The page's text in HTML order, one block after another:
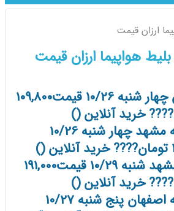
ارزان قیمت
هواپیما ارزان قیمت
✈️ کیش به تهران چهار شنبه 10/26 قیمت109,800
خرید آنلاین ()
✈️ کیش به مشهد چهار شنبه 10/26
✈️ اصفهان به مشهد شنبه 10/29 قیمت191,000
خرید آنلاین ()
✈️ مشهد به اصفهان پنج شنبه 10/27